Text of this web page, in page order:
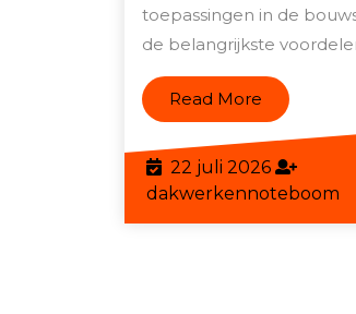
toepassingen in de
de belangrijkste
Read More Read
More
22 juli 202622
juli
2026
dakwerkennoteboom